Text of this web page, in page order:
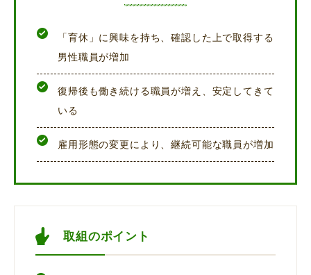
「育休」に興味を持ち、確認した上で取得する
男性職員が増加
復帰後も働き続ける職員が増え、安定してきて
いる
雇用形態の変更により、継続可能な職員が増加
取組のポイント